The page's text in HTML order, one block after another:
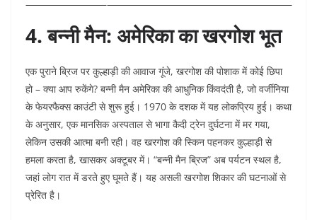
4. बन्नी मैन: अमेरिका का खरगोश भूत
एक पुराने ब्रिज पर कुल्हाड़ी की आवाज गूंजे, खरगोश की पोशाक में कोई छिपा
हो – क्या आप रुकेंगे? बन्नी मैन अमेरिका की आधुनिक किंवदंती है, जो वर्जीनिया
के फेयरफैक्स काउंटी से शुरू हुई। 1970 के दशक में यह लोकप्रिय हुई। कथा
के अनुसार, एक मानसिक अस्पताल से भागा कैदी ट्रेन दुर्घटना में मर गया,
लेकिन उसकी आत्मा बनी रही। वह खरगोश की स्किन पहनकर कुल्हाड़ी से
हमला करता है, खासकर अक्टूबर में। “बन्नी मैन ब्रिज” अब पर्यटन स्थल है,
जहां लोग रात में डरते हुए घूमते हैं। यह असली खरगोश शिकार की घटनाओं से
प्रेरित है।​